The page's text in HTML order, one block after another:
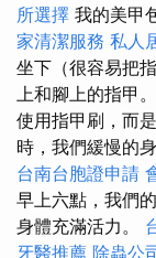
所選擇 我的美甲
家清潔服務 私人
坐下（很容易把
上和腳上的指甲。
使用指甲刷，而
時，我們緩慢的
台南台胞證申請
早上六點，我們
身體充滿活力。
牙醫推薦 除蟲公